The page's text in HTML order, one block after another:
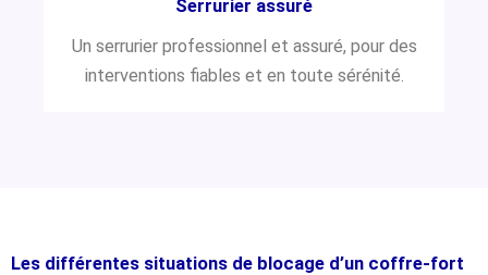
Serrurier assuré
Un serrurier professionnel et assuré, pour des
interventions fiables et en toute sérénité.
Les différentes situations de blocage d’un coffre-fort